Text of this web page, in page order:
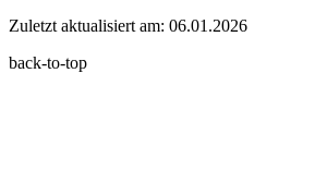
Zuletzt aktualisiert am: 06.01.2026
back-to-top